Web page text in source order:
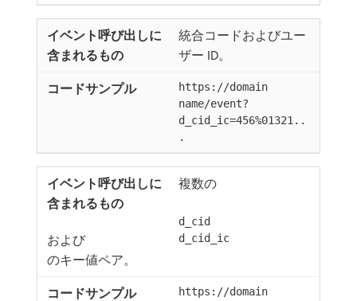
統合コードおよびユー
ザー ID。
https://domain
name/event?
d_cid_ic=456%01321..
.
複数の
d_cid
および d_cid_ic
のキー値ペア。
https://domain